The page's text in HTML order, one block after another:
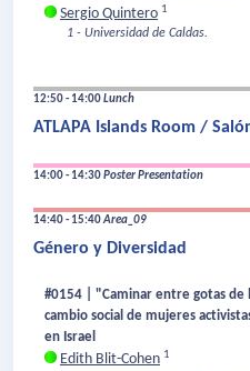
Sergio Quintero 1
1 - Universidad de Caldas.
12:50 - 14:00Lunch
ATLAPA Islands Room /
14:00 - 14:30Poster Presentation
14:40 - 15:40Area_09
Género y Diversidad
#0154 | "Caminar entre gotas de
cambio social de mujeres
en Israel
Edith Blit-Cohen 1